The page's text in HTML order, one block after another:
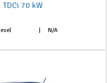
TDCi 70 kW
N/A